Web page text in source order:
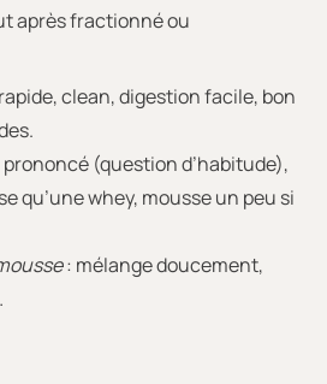
après fractionné ou
clean, digestion facile, bon
(question d’habitude),
qu’une whey, mousse un peu si
: mélange doucement,